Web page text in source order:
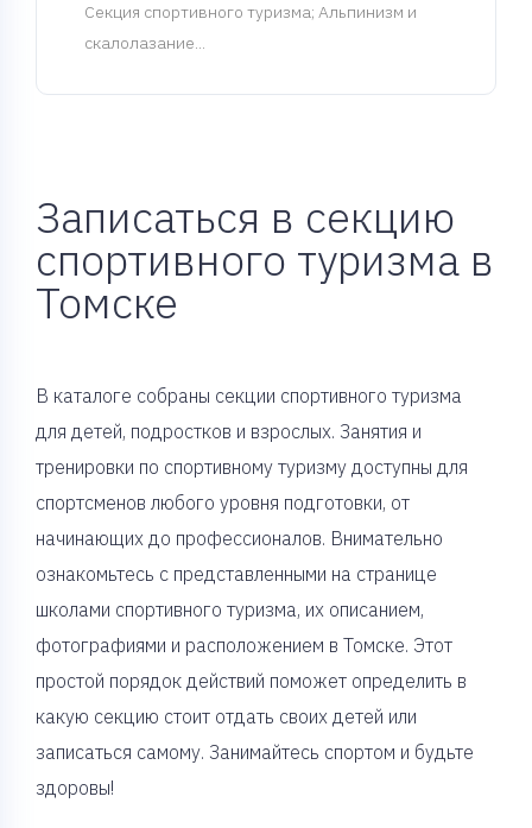
Cекция спортивного туризма; Альпинизм и
скалолазание...
Записаться в секцию
спортивного туризма в
Томске
В каталоге собраны секции спортивного туризма
для детей, подростков и взрослых. Занятия и
тренировки по спортивному туризму доступны для
спортсменов любого уровня подготовки, от
начинающих до профессионалов. Внимательно
ознакомьтесь с представленными на странице
школами спортивного туризма, их описанием,
фотографиями и расположением в Томске. Этот
простой порядок действий поможет определить в
какую секцию стоит отдать своих детей или
записаться самому. Занимайтесь спортом и будьте
здоровы!